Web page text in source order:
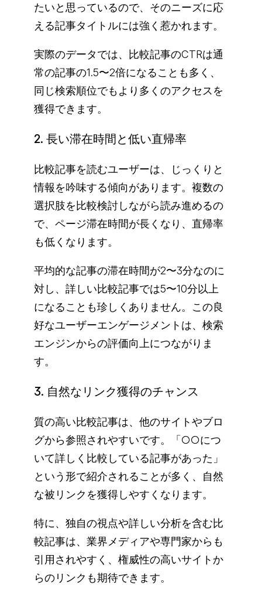
たいと思っているので、そのニーズに応
える記事タイトルには強く惹かれます。
実際のデータでは、比較記事のCTRは通
常の記事の1.5〜2倍になることも多く、
同じ検索順位でもより多くのアクセスを
獲得できます。
2. 長い滞在時間と低い直帰率
比較記事を読むユーザーは、じっくりと
情報を吟味する傾向があります。複数の
選択肢を比較検討しながら読み進めるの
で、ページ滞在時間が長くなり、直帰率
も低くなります。
平均的な記事の滞在時間が2〜3分なのに
対し、詳しい比較記事では5〜10分以上
になることも珍しくありません。この良
好なユーザーエンゲージメントは、検索
エンジンからの評価向上につながりま
す。
3. 自然なリンク獲得のチャンス
質の高い比較記事は、他のサイトやブロ
グから参照されやすいです。「○○につ
いて詳しく比較している記事があった」
という形で紹介されることが多く、自然
な被リンクを獲得しやすくなります。
特に、独自の視点や詳しい分析を含む比
較記事は、業界メディアや専門家からも
引用されやすく、権威性の高いサイトか
らのリンクも期待できます。